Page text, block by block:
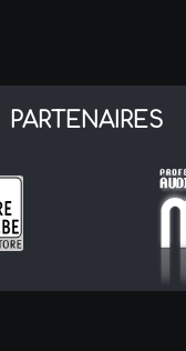
PARTENAIRES